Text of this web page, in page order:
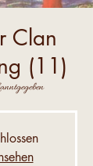
Clan
(11)